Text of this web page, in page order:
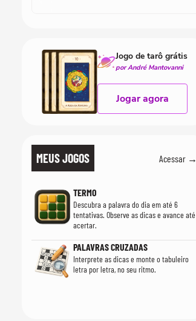
MEUS JOGOS Acessar →
TERMO
Descubra a palavra do dia em até 6
tentativas. Observe as dicas e avance até
acertar.
PALAVRAS CRUZADAS
Interprete as dicas e monte o tabuleiro
letra por letra, no seu ritmo.
Jogo de tarô grátis
por André Mantovanni
Jogar agora